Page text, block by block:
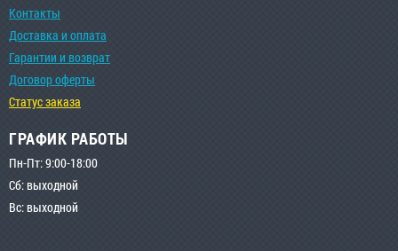
Контакты
Доставка и оплата
Гарантии и возврат
Договор оферты
Статус заказа
ГРАФИК РАБОТЫ
Пн-Пт: 9:00-18:00
Сб: выходной
Вс: выходной